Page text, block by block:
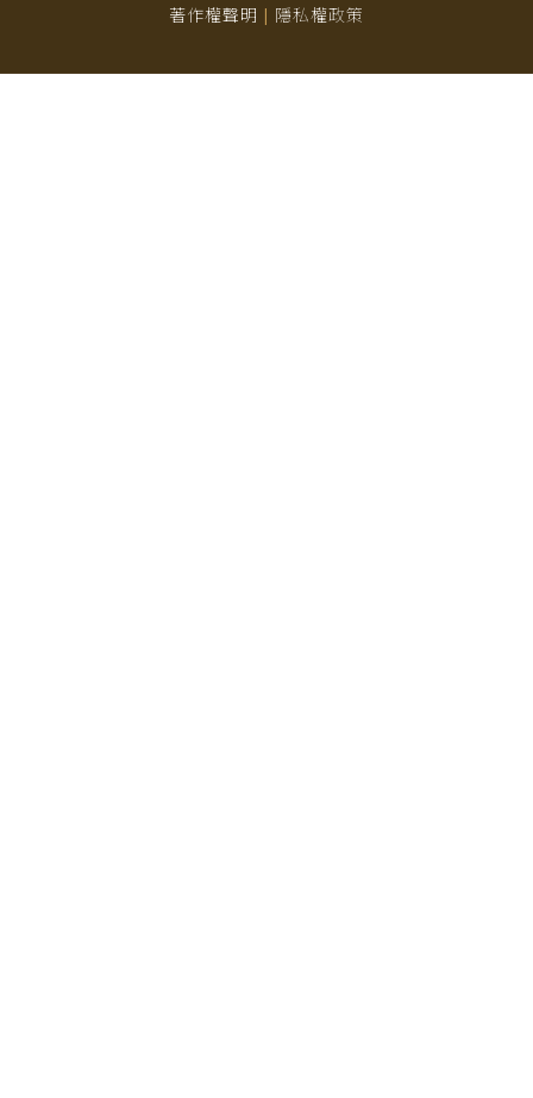
著作權聲明 | 隱私權政策